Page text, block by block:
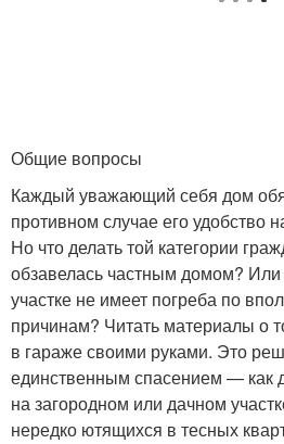
Общие вопросы
Каждый уважающий себя дом
противном случае его удобство
Но что делать той категории
обзавелась частным домом? Или
участке не имеет погреба по
причинам? Читать материалы о
в гараже своими руками. Это
единственным спасением — как
на загородном или дачном
нередко ютящихся в тесных